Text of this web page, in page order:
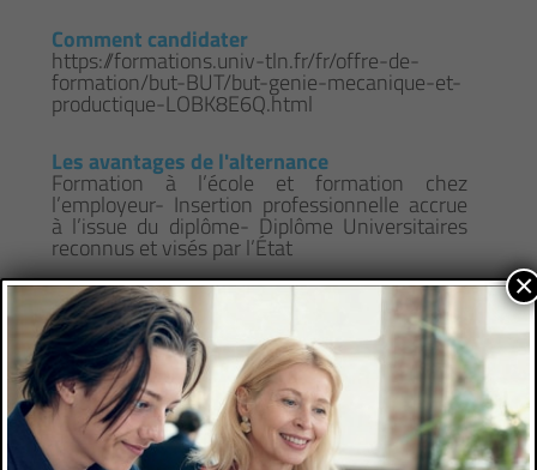
Comment candidater
https://formations.univ-tln.fr/fr/offre-de-
formation/but-BUT/but-genie-mecanique-et-
productique-LOBK8E6Q.html
Les avantages de l'alternance
Formation à l’école et formation chez
l’employeur- Insertion professionnelle accrue
à l’issue du diplôme- Diplôme Universitaires
reconnus et visés par l’État
CONTACTS
×